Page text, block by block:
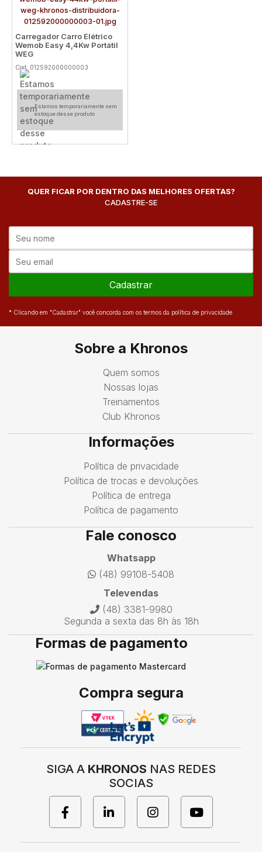
Carregador Carro Elétrico
Wemob Easy 4,4Kw Portátil
WEG
Cod: 012592000000003
Estamos temporariamente sem
estoque desse produto
QUER FICAR POR DENTRO DAS MELHORES OFERTAS?
CADASTRE-SE
Cadastrar
* Clicando em "Cadastrar" você concorda com os termos da política de privacidade
Sobre a Khronos
Quem somos
Nossas lojas
Treinamentos
Club Khronos
Informações
Política de privacidade
Política de trocas e devoluções
Política de entrega
Política de pagamento
Fale conosco
Whatsapp
(48) 99108-5408
Televendas
(48) 3381-9980
Segunda a sexta das 8h às 18h
Formas de pagamento
Compra segura
SIGA A KHRONOS NAS REDES
SOCIAS